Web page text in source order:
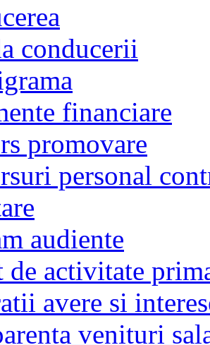
conducerii
financiare
promovare
personal
audiente
de activitate
avere si
venituri